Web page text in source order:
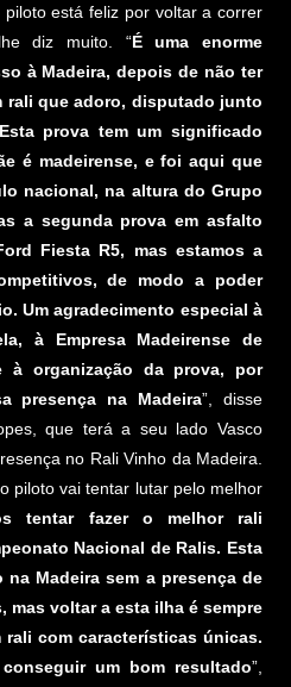
está feliz por voltar a correr
diz muito. “É uma enorme
à Madeira, depois de não ter
rali que adoro, disputado junto
prova tem um significado
é madeirense, e foi aqui que
nacional, na altura do Grupo
a segunda prova em asfalto
Fiesta R5, mas estamos a
de modo a poder
Um agradecimento especial à
à Empresa Madeirense de
à organização da prova, por
presença na Madeira”, disse
que terá a seu lado Vasco
no Rali Vinho da Madeira.
piloto vai tentar lutar pelo melhor
tentar fazer o melhor rali
Nacional de Ralis. Esta
Madeira sem a presença de
mas voltar a esta ilha é sempre
com características únicas.
um bom resultado”,